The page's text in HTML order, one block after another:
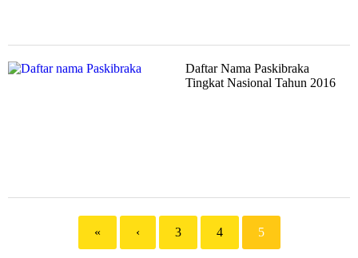
Daftar Nama Paskibraka
Tingkat Nasional Tahun 2016
« ‹ 3 4 5